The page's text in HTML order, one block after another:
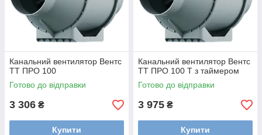
Канальний вентилятор Вентс
ТТ ПРО 100
Готово до відправки
3 306 ₴
Купити
Канальний вентилятор Вентс
ТТ ПРО 100 Т з таймером
Готово до відправки
3 975 ₴
Купити